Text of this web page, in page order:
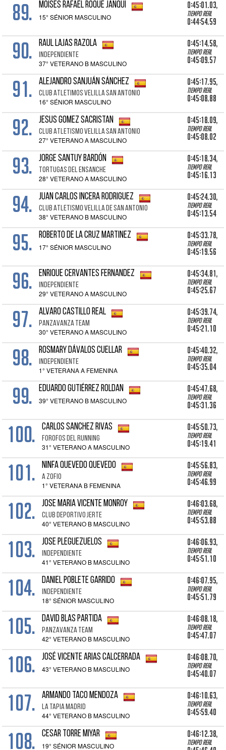
89. MOISES RAFAEL ROQUE JANQUI
15° SÉNIOR MASCULINO
0:45:01.03,
Tiempo real
0:44:54.59
90. RAUL LAJAS RAZOLA
INDEPENDIENTE
37° VETERANO B MASCULINO
0:45:14.58,
Tiempo real
0:45:09.57
91. ALEJANDRO SANJUÁN SÁNCHEZ
CLUB ATLETIMOS VELILLA SAN ANTONIO
16° SÉNIOR MASCULINO
0:45:17.95,
Tiempo real
0:45:08.88
92. JESUS GOMEZ SACRISTAN
CLUB ATLETISMO VELILLA SAN ANTONIO
27° VETERANO A MASCULINO
0:45:18.09,
Tiempo real
0:45:08.02
93. JORGE SANTUY BARDÓN
TORTUGAS DEL ENSANCHE
28° VETERANO A MASCULINO
0:45:18.34,
Tiempo real
0:45:16.13
94. JUAN CARLOS INCERA RODRIGUEZ
CLUB ATLETISMO VELILLA DE SAN ANTONIO
38° VETERANO B MASCULINO
0:45:24.30,
Tiempo real
0:45:13.54
95. ROBERTO DE LA CRUZ MARTINEZ
17° SÉNIOR MASCULINO
0:45:33.78,
Tiempo real
0:45:19.56
96. ENRIQUE CERVANTES FERNANDEZ
INDEPENDIENTE
29° VETERANO A MASCULINO
0:45:34.81,
Tiempo real
0:45:25.67
97. ALVARO CASTILLO REAL
PANZAVANZA TEAM
30° VETERANO A MASCULINO
0:45:39.74,
Tiempo real
0:45:21.10
98. ROSMARY DÁVALOS CUELLAR
INDEPENDIENTE
1° VETERANA A FEMENINA
0:45:40.32,
Tiempo real
0:45:35.04
99. EDUARDO GUTIÉRREZ ROLDAN
39° VETERANO B MASCULINO
0:45:47.68,
Tiempo real
0:45:31.36
100. CARLOS SANCHEZ RIVAS
FOROFOS DEL RUNNING
31° VETERANO A MASCULINO
0:45:50.73,
Tiempo real
0:45:19.41
101. NINFA QUEVEDO QUEVEDO
A ZOFIO
1° VETERANA B FEMENINA
0:45:56.83,
Tiempo real
0:45:46.99
102. JOSE MARIA VICENTE MONROY
CLUB DEPORTIVO JERTE
40° VETERANO B MASCULINO
0:46:03.68,
Tiempo real
0:45:53.88
103. JOSE PLEGUEZUELOS
INDEPENDIENTE
41° VETERANO B MASCULINO
0:46:06.93,
Tiempo real
0:45:51.10
104. DANIEL POBLETE GARRIDO
INDEPENDIENTE
18° SÉNIOR MASCULINO
0:46:07.95,
Tiempo real
0:45:51.79
105. DAVID BLAS PARTIDA
PANZAVANZA TEAM
42° VETERANO B MASCULINO
0:46:08.18,
Tiempo real
0:45:47.07
106. JOSÉ VICENTE ARIAS CALCERRADA
43° VETERANO B MASCULINO
0:46:08.70,
Tiempo real
0:45:40.07
107. ARMANDO TACO MENDOZA
LA TAPIA MADRID
44° VETERANO B MASCULINO
0:46:10.63,
Tiempo real
0:45:59.40
108. CESAR TORRE MIYAR
19° SÉNIOR MASCULINO
0:46:12.38,
Tiempo real